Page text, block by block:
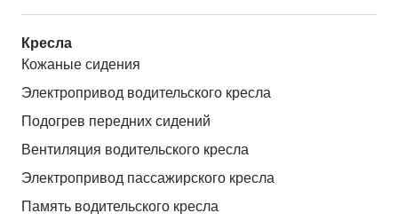
Кресла
Кожаные сидения
Электропривод водительского кресла
Подогрев передних сидений
Вентиляция водительского кресла
Электропривод пассажирского кресла
Память водительского кресла